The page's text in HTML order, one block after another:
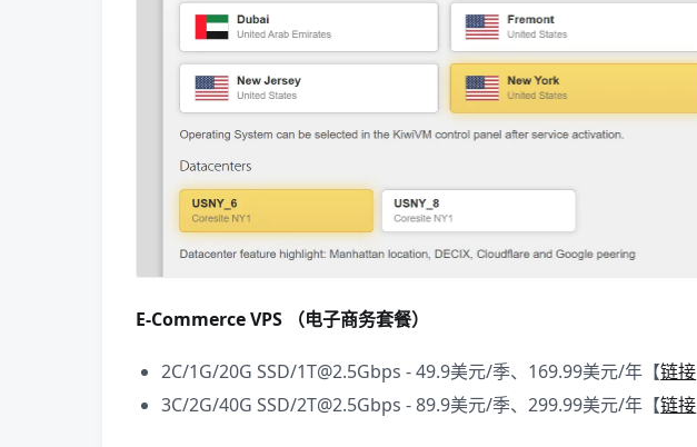
E-Commerce VPS （电子商务套餐）
2C/1G/20G SSD/1T@2.5Gbps - 49.9美元/季、169.99美元/年【链接
3C/2G/40G SSD/2T@2.5Gbps - 89.9美元/季、299.99美元/年【链接